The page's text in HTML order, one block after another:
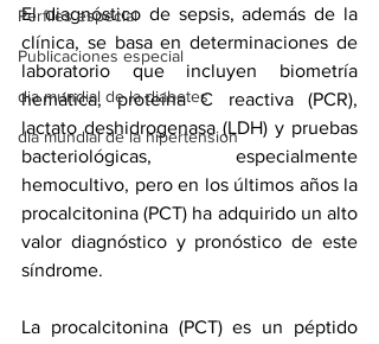
Perfiles especial
Publicaciones especial
dia mundial de la diabetes
dia mundial de la hipertension
El diagnóstico de sepsis, además de la
clínica, se basa en determinaciones de
laboratorio que incluyen biometría
hemática, proteína C reactiva (PCR),
lactato deshidrogenasa (LDH) y pruebas
bacteriológicas, especialmente
hemocultivo, pero en los últimos años la
procalcitonina (PCT) ha adquirido un alto
valor diagnóstico y pronóstico de este
síndrome.
La procalcitonina (PCT) es un péptido